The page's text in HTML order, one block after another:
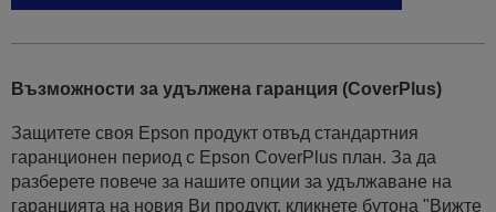
Възможности за удължена гаранция (CoverPlus)
Защитете своя Epson продукт отвъд стандартния
гаранционен период с Epson CoverPlus план. За да
разберете повече за нашите опции за удължаване на
гаранцията на новия Ви продукт, кликнете бутона "Вижте